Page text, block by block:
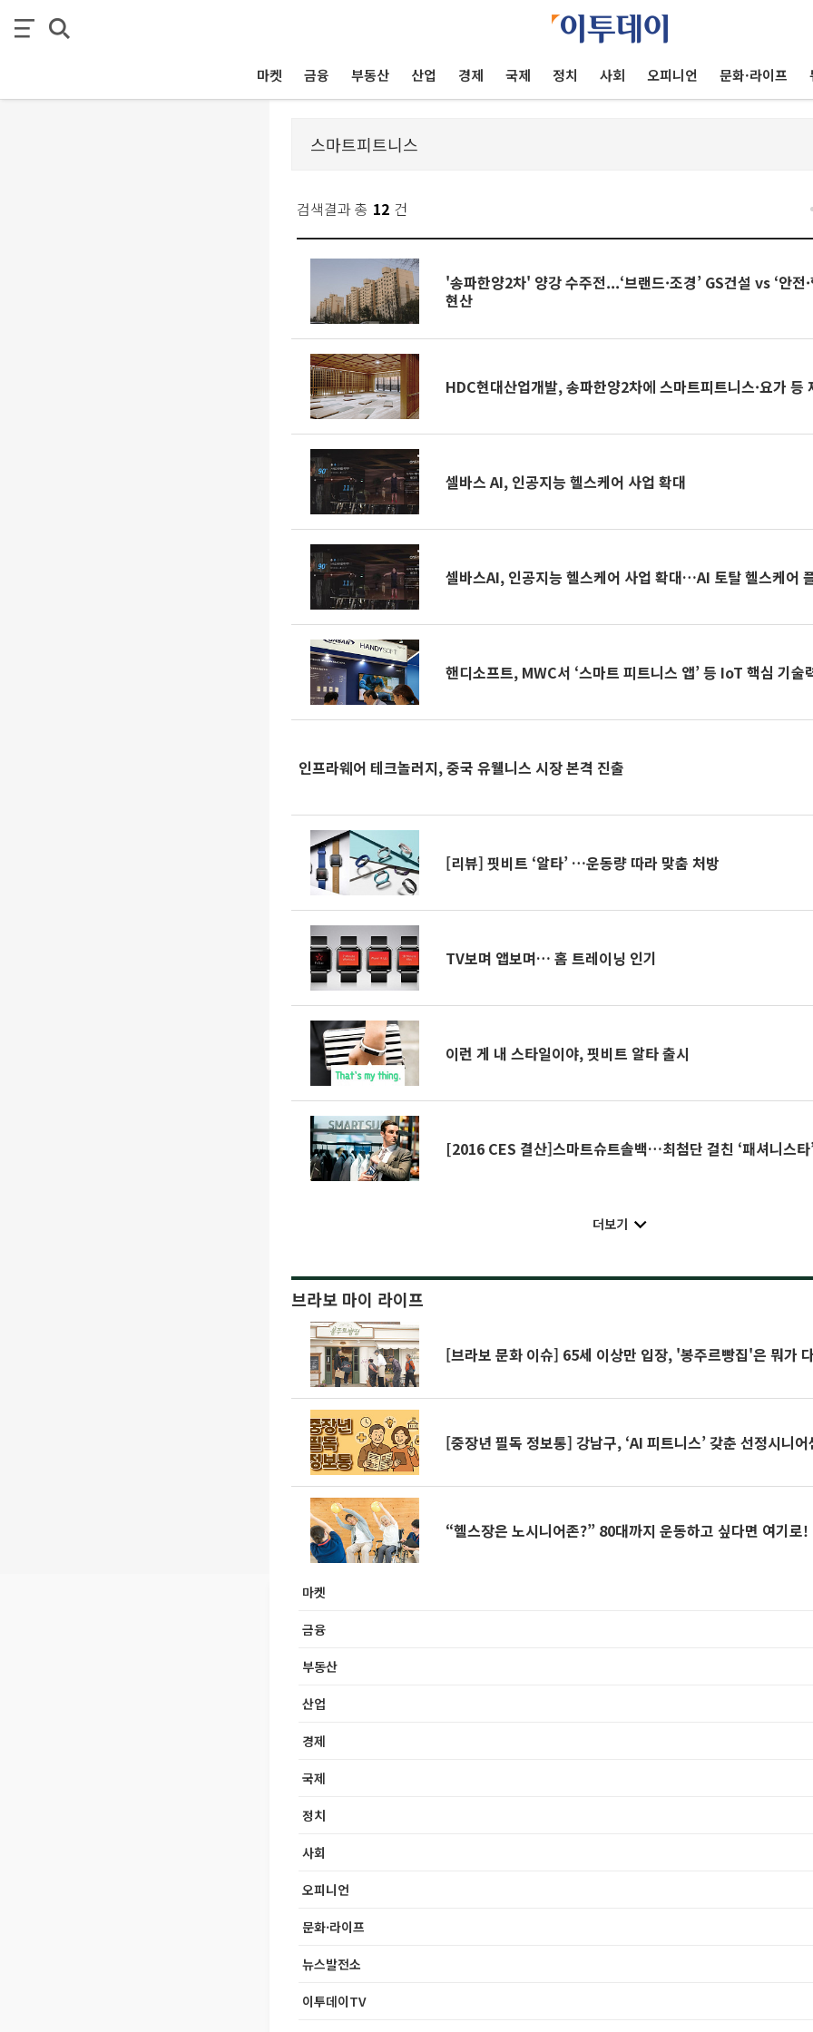
마켓 금융 부동산 산업 경제 국제 정치 사회 오피니언 문화·라이프
검색결과 총 12 건
'송파한양2차' 양강 수주전...‘브랜드·조경’ GS건설 vs ‘안전
현산
HDC현대산업개발, 송파한양2차에 스마트피트니스·요가 등
셀바스 AI, 인공지능 헬스케어 사업 확대
셀바스AI, 인공지능 헬스케어 사업 확대…AI 토탈 헬스케어
핸디소프트, MWC서 ‘스마트 피트니스 앱’ 등 IoT 핵심 기술
인프라웨어 테크놀러지, 중국 유웰니스 시장 본격 진출
[리뷰] 핏비트 ‘알타’ …운동량 따라 맞춤 처방
TV보며 앱보며… 홈 트레이닝 인기
이런 게 내 스타일이야, 핏비트 알타 출시
[2016 CES 결산]스마트슈트솔백…최첨단 걸친 ‘패셔니스타
더보기
브라보 마이 라이프
[브라보 문화 이슈] 65세 이상만 입장, '봉주르빵집'은 뭐가
[중장년 필독 정보통] 강남구, ‘AI 피트니스’ 갖춘 선정시니
“헬스장은 노시니어존?” 80대까지 운동하고 싶다면 여기로!
마켓
금융
부동산
산업
경제
국제
정치
사회
오피니언
문화·라이프
뉴스발전소
이투데이TV